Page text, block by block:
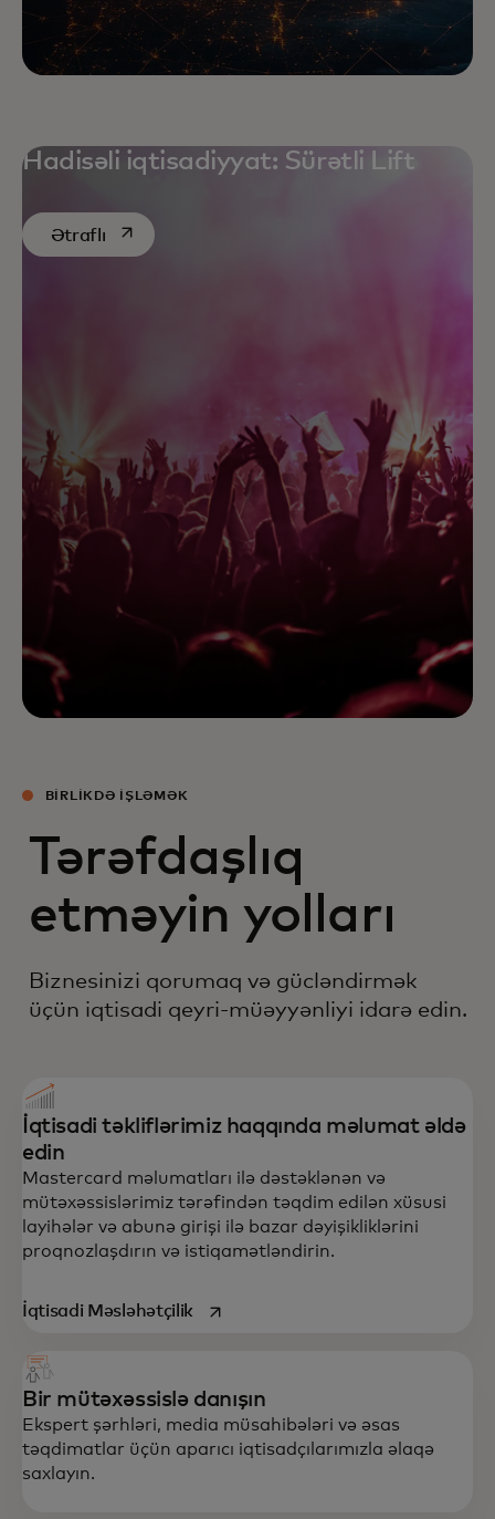
Hadisəli iqtisadiyyat: Sürətli Lift
Ətraflıopens in a new tab
BIRLIKDƏ IŞLƏMƏK
Tərəfdaşlıq
etməyin yolları
Biznesinizi qorumaq və gücləndirmək
üçün iqtisadi qeyri-müəyyənliyi idarə edin.
İqtisadi təkliflərimiz haqqında məlumat əldə
edin
Mastercard məlumatları ilə dəstəklənən və
mütəxəssislərimiz tərəfindən təqdim edilən xüsusi
layihələr və abunə girişi ilə bazar dəyişikliklərini
proqnozlaşdırın və istiqamətləndirin.
İqtisadi Məsləhətçilikopens in a new tab
Bir mütəxəssislə danışın
Ekspert şərhləri, media müsahibələri və əsas
təqdimatlar üçün aparıcı iqtisadçılarımızla əlaqə
saxlayın.